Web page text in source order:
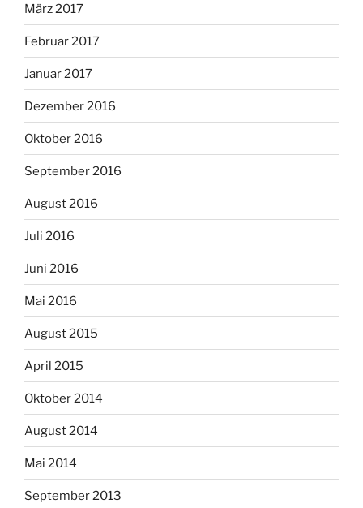
März 2017
Februar 2017
Januar 2017
Dezember 2016
Oktober 2016
September 2016
August 2016
Juli 2016
Juni 2016
Mai 2016
August 2015
April 2015
Oktober 2014
August 2014
Mai 2014
September 2013